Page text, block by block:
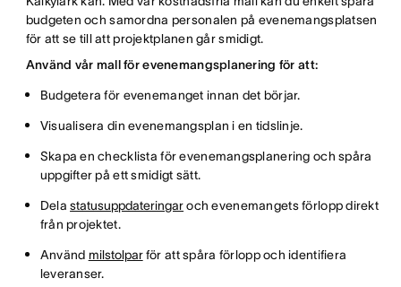
budgeten och samordna personalen på evenemangsplatsen
för att se till att projektplanen går smidigt.
Använd vår mall för evenemangsplanering för att:
Budgetera för evenemanget innan det börjar.
Visualisera din evenemangsplan i en tidslinje.
Skapa en checklista för evenemangsplanering och spåra
uppgifter på ett smidigt sätt.
Delastatusuppdateringaroch evenemangets förlopp direkt
från projektet.
Använd milstolparför att spåra förlopp och identifiera
leveranser.